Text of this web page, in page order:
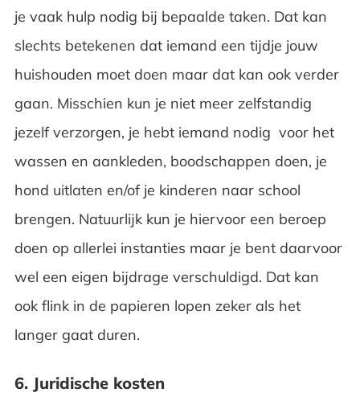
je vaak hulp nodig bij bepaalde taken. Dat kan
slechts betekenen dat iemand een tijdje jouw
huishouden moet doen maar dat kan ook verder
gaan. Misschien kun je niet meer zelfstandig
jezelf verzorgen, je hebt iemand nodig voor het
wassen en aankleden, boodschappen doen, je
hond uitlaten en/of je kinderen naar school
brengen. Natuurlijk kun je hiervoor een beroep
doen op allerlei instanties maar je bent daarvoor
wel een eigen bijdrage verschuldigd. Dat kan
ook flink in de papieren lopen zeker als het
langer gaat duren.
6. Juridische kosten